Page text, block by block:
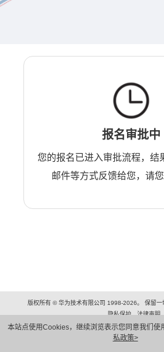
本站点使用Cookies，继续浏览表示您同意我们使
私政策>
报名审批中
您的报名已进入审批流程，结
邮件等方式反馈给您，请您
版权所有 © 华为技术有限公司 1998-2026。 保留
隐私保护
法律声明